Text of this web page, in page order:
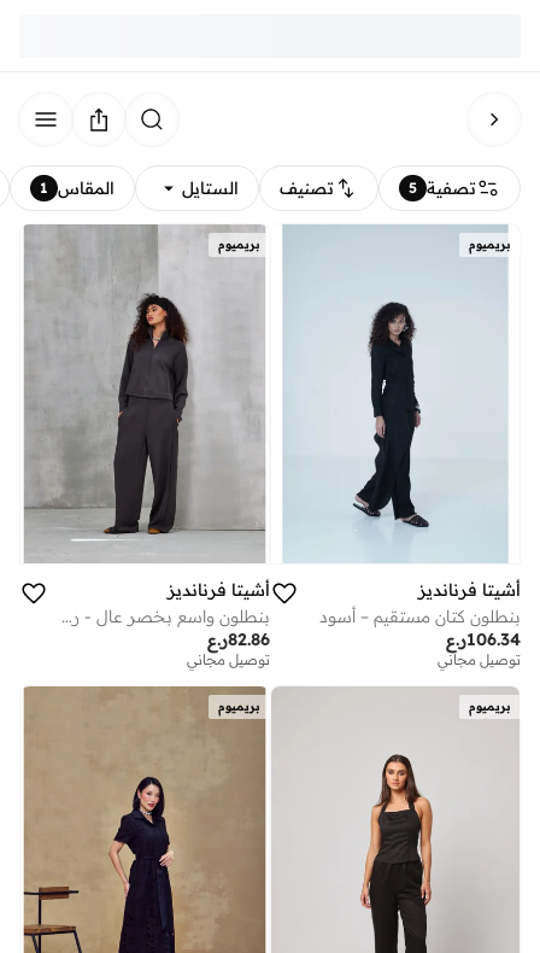
تصفية 5 تصنيف الستايل المقاس 1
بريميوم
أشيتا فرنانديز
بنطلون كتان مستقيم – أسود
ر.ع106.34
توصيل مجاني
بريميوم
أشيتا فرنانديز
بنطلون واسع بخصر عالٍ - رمادي فحمي
ر.ع82.86
توصيل مجاني
بريميوم بريميوم